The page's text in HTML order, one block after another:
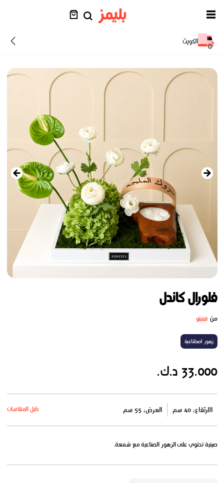
الكويت
فلورال كاندل
من فينيتو
زهور اصطناعية
33.000 د.ك.
الارتفاع: 40 سم العرض: 55 سم دليل المقاسات
صينية تحتوي على الزهور الصناعية مع شمعة.